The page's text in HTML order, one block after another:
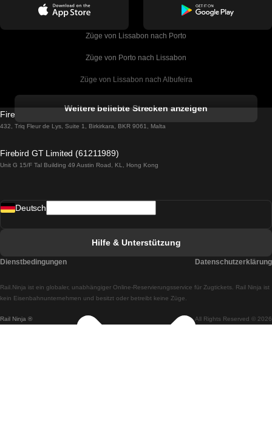
Züge von Lissabon nach Porto
Züge von Porto nach Lissabon
Züge von Lissabon nach Albufeira
Züge von Lissabon nach Lagos
Züge von Lissabon nach Madrid
Züge von Lissabon nach Braga
Züge von Braga nach Lissabon
Weitere beliebte Strecken anzeigen
Firebird GT Limited (OC 1451)
432, Triq Fleur de Lys, Suite 1, Birkirkara, BKR 9061, Malta
Firebird GT Limited (61211989)
Unit G 15/F Tal Building 49 Austin Road, KL, Hong Kong
Rail Ninja ® All Rights Reserved © 2026
Rail.Ninja ist ein globaler, unabhängiger Online-Reservierungsservice für Zugtickets. Rail Ninja ist
kein Eisenbahnunternehmen und besitzt oder betreibt keine Züge.
Deutsch
Hilfe & Unterstützung
Dienstbedingungen Datenschutzerklärung